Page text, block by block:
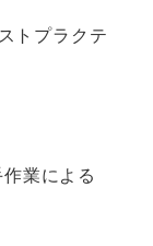
トプラクテ
業による